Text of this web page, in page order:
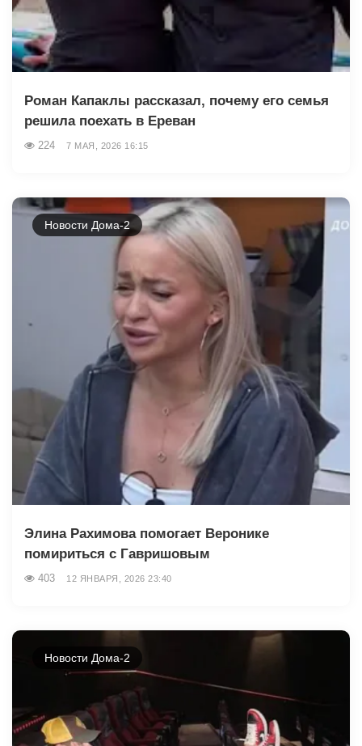
Роман Капаклы рассказал, почему его семья
решила поехать в Ереван
224 7 МАЯ, 2026 16:15
Новости Дома-2
Элина Рахимова помогает Веронике
помириться с Гавришовым
403 12 ЯНВАРЯ, 2026 23:40
Новости Дома-2